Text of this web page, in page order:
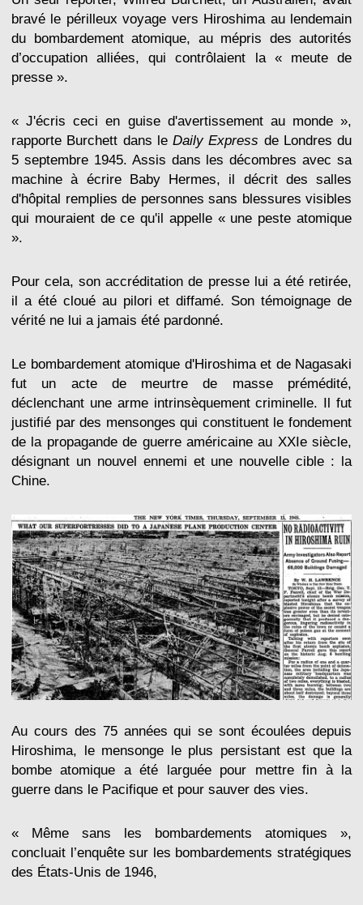
bravé le périlleux voyage vers Hiroshima au lendemain
du bombardement atomique, au mépris des autorités
d’occupation alliées, qui contrôlaient la « meute de
presse ».
« J'écris ceci en guise d'avertissement au monde »,
rapporte Burchett dans le Daily Express de Londres du
5 septembre 1945. Assis dans les décombres avec sa
machine à écrire Baby Hermes, il décrit des salles
d'hôpital remplies de personnes sans blessures visibles
qui mouraient de ce qu'il appelle « une peste atomique
».
Pour cela, son accréditation de presse lui a été retirée,
il a été cloué au pilori et diffamé. Son témoignage de
vérité ne lui a jamais été pardonné.
Le bombardement atomique d'Hiroshima et de Nagasaki
fut un acte de meurtre de masse prémédité,
déclenchant une arme intrinsèquement criminelle. Il fut
justifié par des mensonges qui constituent le fondement
de la propagande de guerre américaine au XXIe siècle,
désignant un nouvel ennemi et une nouvelle cible : la
Chine.
Au cours des 75 années qui se sont écoulées depuis
Hiroshima, le mensonge le plus persistant est que la
bombe atomique a été larguée pour mettre fin à la
guerre dans le Pacifique et pour sauver des vies.
« Même sans les bombardements atomiques »,
concluait l’enquête sur les bombardements stratégiques
des États-Unis de 1946,